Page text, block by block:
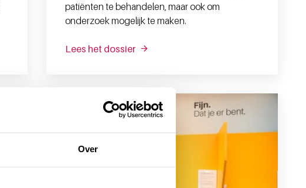
Over
patiënten te behandelen, maar ook om
onderzoek mogelijk te maken.
Lees het dossier